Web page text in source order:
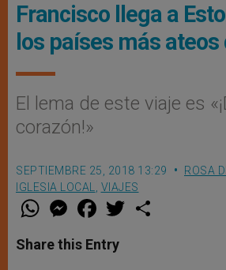
Francisco llega a
los países más
El lema de este viaje es
corazón!»
SEPTIEMBRE 25, 2018 13:29
ROSA
IGLESIA LOCAL
VIAJES
W
t
s
M
e
s
e
F
a
e
b
w
Share this Entry